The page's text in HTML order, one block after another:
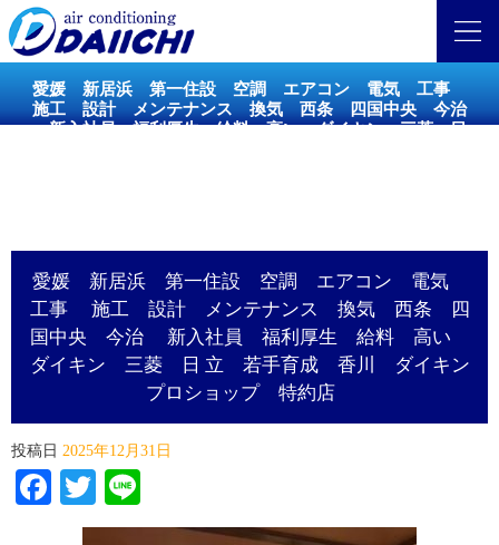
愛媛 新居浜 第一住設 空調 エアコン 電気 工事
施工 設計 メンテナンス 換気 西条 四国中央 今治
新入社員 福利厚生 給料 高い ダイキン 三菱 日
愛媛 新居浜 第一住設 空調 エアコン 電気
工事 施工 設計 メンテナンス 換気 西条 四
国中央 今治 新入社員 福利厚生 給料 高い
ダイキン 三菱 日 立 若手育成 香川 ダイキン
プロショップ 特約店
投稿日 2025年12月31日
Facebook
Twitter